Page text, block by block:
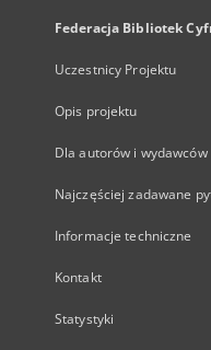
Federacja Bibliotek
Uczestnicy Projektu
Opis projektu
Dla autorów i wydawców
Najczęściej zadawane
Informacje techniczne
Kontakt
Statystyki